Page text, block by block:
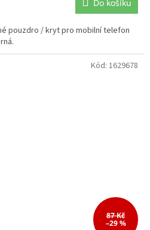
Do košíku
pouzdro / kryt pro mobilní telefon
87 Kč
–29 %
Kód: 1629678